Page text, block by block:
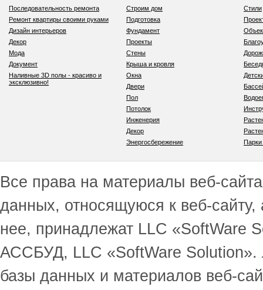
Последовательность ремонта
Ремонт квартиры своими руками
Дизайн интерьеров
Декор
Мода
Документ
Наливные 3D полы - красиво и
эксклюзивно!
Строим дом
Подготовка
Фундамент
Проекты
Стены
Крыша и кровля
Окна
Двери
Пол
Потолок
Инженерия
Декор
Энергосбережение
Стили
Все права на материалы веб-
данных, относящуюся к веб-
нее, принадлежат LLC
АССБУД, LLC «SoftWare Solution».
базы данных и материалов веб-